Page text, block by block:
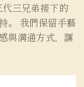
三兄弟接下的
。 我們保留手藝
與溝通方式，讓